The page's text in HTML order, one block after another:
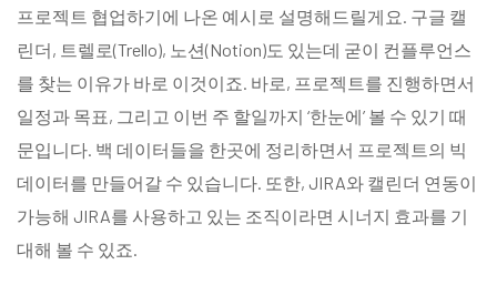
프로젝트 협업하기에 나온 예시로 설명해드릴게요. 구글 캘
린더, 트렐로(Trello), 노션(Notion)도 있는데 굳이 컨플루언스
를 찾는 이유가 바로 이것이죠. 바로, 프로젝트를 진행하면서
일정과 목표, 그리고 이번 주 할일까지 ‘한눈에’ 볼 수 있기 때
문입니다. 백 데이터들을 한곳에 정리하면서 프로젝트의 빅
데이터를 만들어갈 수 있습니다. 또한, JIRA와 캘린더 연동이
가능해 JIRA를 사용하고 있는 조직이라면 시너지 효과를 기
대해 볼 수 있죠.